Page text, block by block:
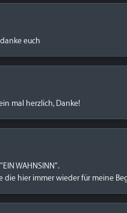
euch
mal herzlich, Danke!
WAHNSINN".
die hier immer wieder für meine